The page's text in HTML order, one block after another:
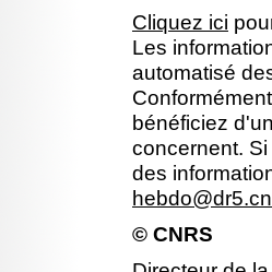
Cliquez ici
Les
automatisé
bénéficiez
concernent.
des
© CNRS